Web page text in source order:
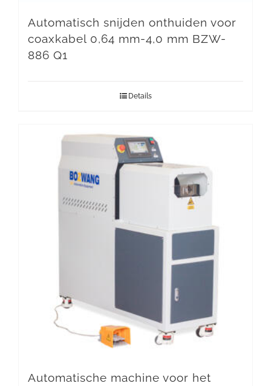
Automatisch snijden onthuiden voor
coaxkabel 0,64 mm-4,0 mm BZW-
886 Q1
Details
Automatische machine voor het